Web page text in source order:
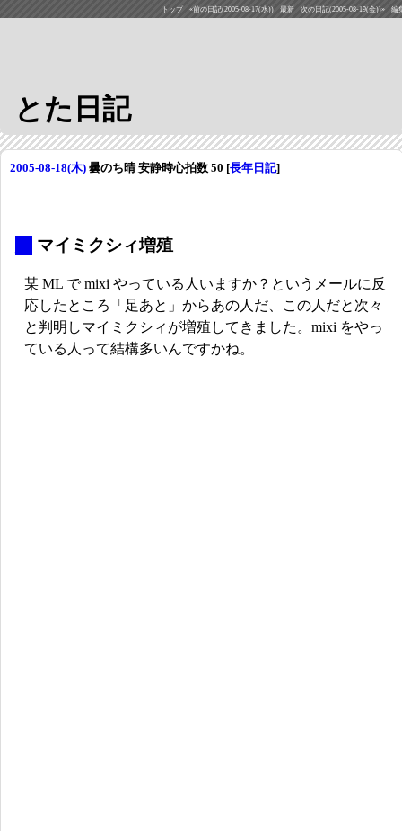
トップ «前の日記(2005-08-17(水)) 最新 次の日記(2005-08-19(金))» 編
とた日記
2005-08-18(木) 曇のち晴 安静時心拍数 50 [長年日記]
マイミクシィ増殖
某 ML で mixi やっている人いますか？というメールに反
応したところ「足あと」からあの人だ、この人だと次々
と判明しマイミクシィが増殖してきました。mixi をやっ
ている人って結構多いんですかね。